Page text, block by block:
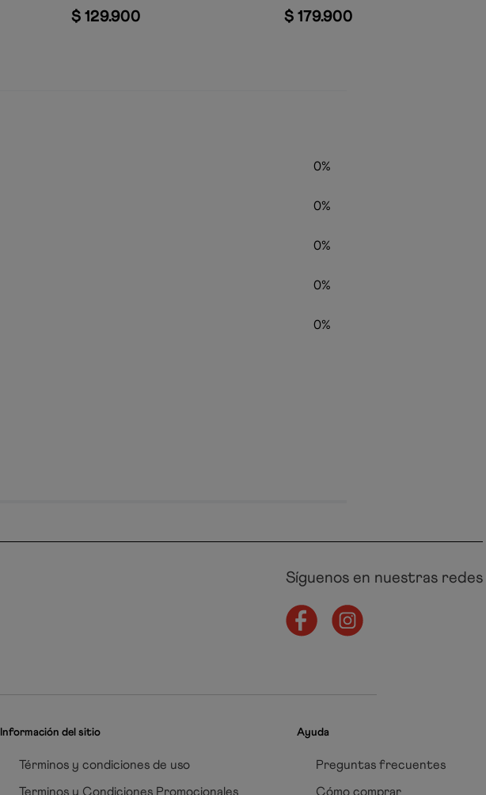
$ 129.900 $ 179.900
0%
0%
0%
0%
0%
Síguenos en nuestras redes
Información del sitio
Términos y condiciones de uso
Terminos y Condiciones Promocionales
Ayuda
Preguntas frecuentes
Cómo comprar